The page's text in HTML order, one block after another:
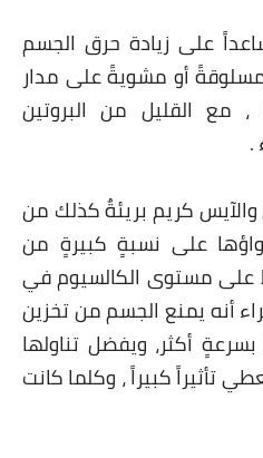
الطهاة العرب
مقالات
نصائح وفوائد
نصيحة اليوم
على زيادة حرق الجسم
مسلوقةً أو مشويةً على مدار
مع القليل من البروتين
.
والآيس كريم بريئةٌ كذلك من
على نسبةٍ كبيرةٍ من
على مستوى الكالسيوم في
أنه يمنع الجسم من تخزين
أكثر، ويفضل تناولها
تأثيراً كبيراً ، وكلما كانت